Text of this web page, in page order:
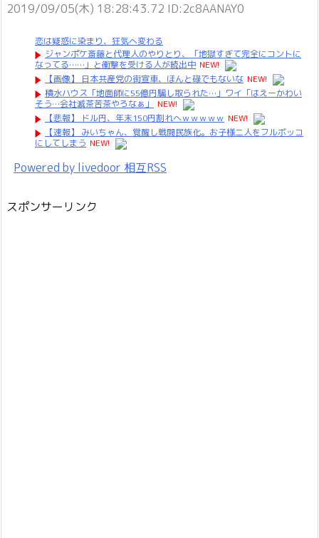
2019/09/05(木) 18:28:43.72 ID:2c8AANAY0
恋は疑惑に染まり、狂気へ変わる
ジャンポケ斎藤と代理人のやりとり、「地獄すぎて完全にコントに
なってる……」と衝撃を受ける人が続出中 NEW!
【画像】 日本共産党の街宣車、ほんと碌でもないな NEW!
積水ハウス「地面師に55億円騙し取られた…」ワイ「はえーかわい
そう…会社滅茶苦茶やろなぁ」
NEW!
【悲報】 ドル円、年末150円割れへｗｗｗｗｗ NEW!
【速報】 みいちゃん、覚醒し戦闘民族化。お子様二人をフルボッコ
にしてしまう NEW!
Powered by livedoor 相互RSS
スポンサーリンク